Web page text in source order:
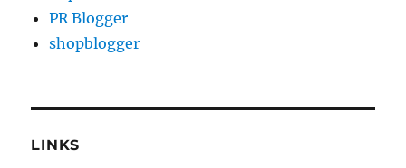
PR Blogger
shopblogger
LINKS